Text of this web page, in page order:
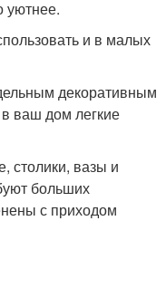
уютнее.
и в малых
декоративным
ваш дом легкие
столики, вазы и
больших
с приходом